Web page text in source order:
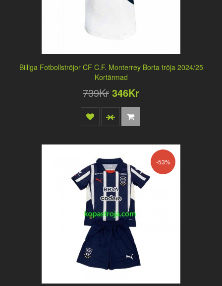
Billiga Fotbollströjor CF C.F. Monterrey Borta tröja 2024/25
Kortärmad
739Kr 346Kr
-53%